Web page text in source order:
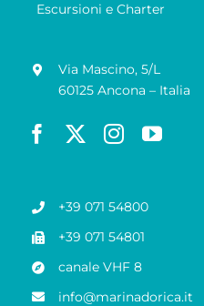
Escursioni e Charter
Via Mascino, 5/L
60125 Ancona – Italia
+39 071 54800
+39 071 54801
canale VHF 8
info@marinadorica.it